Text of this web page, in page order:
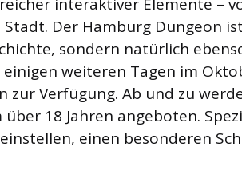
Stadt. Der Hamburg Dungeon
sondern natürlich
weiteren Tagen im
zur Verfügung. Ab und zu
18 Jahren angeboten.
einen besonderen